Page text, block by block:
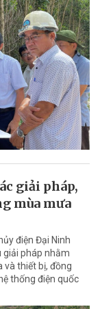
giải pháp,
mùa mưa
điện Đại Ninh
giải pháp nhằm
và thiết bị, đồng
thống điện quốc